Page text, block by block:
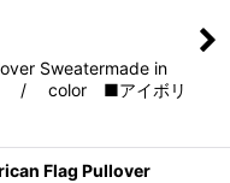
Sweatermade in
/ color ■アイボリ
Flag Pullover